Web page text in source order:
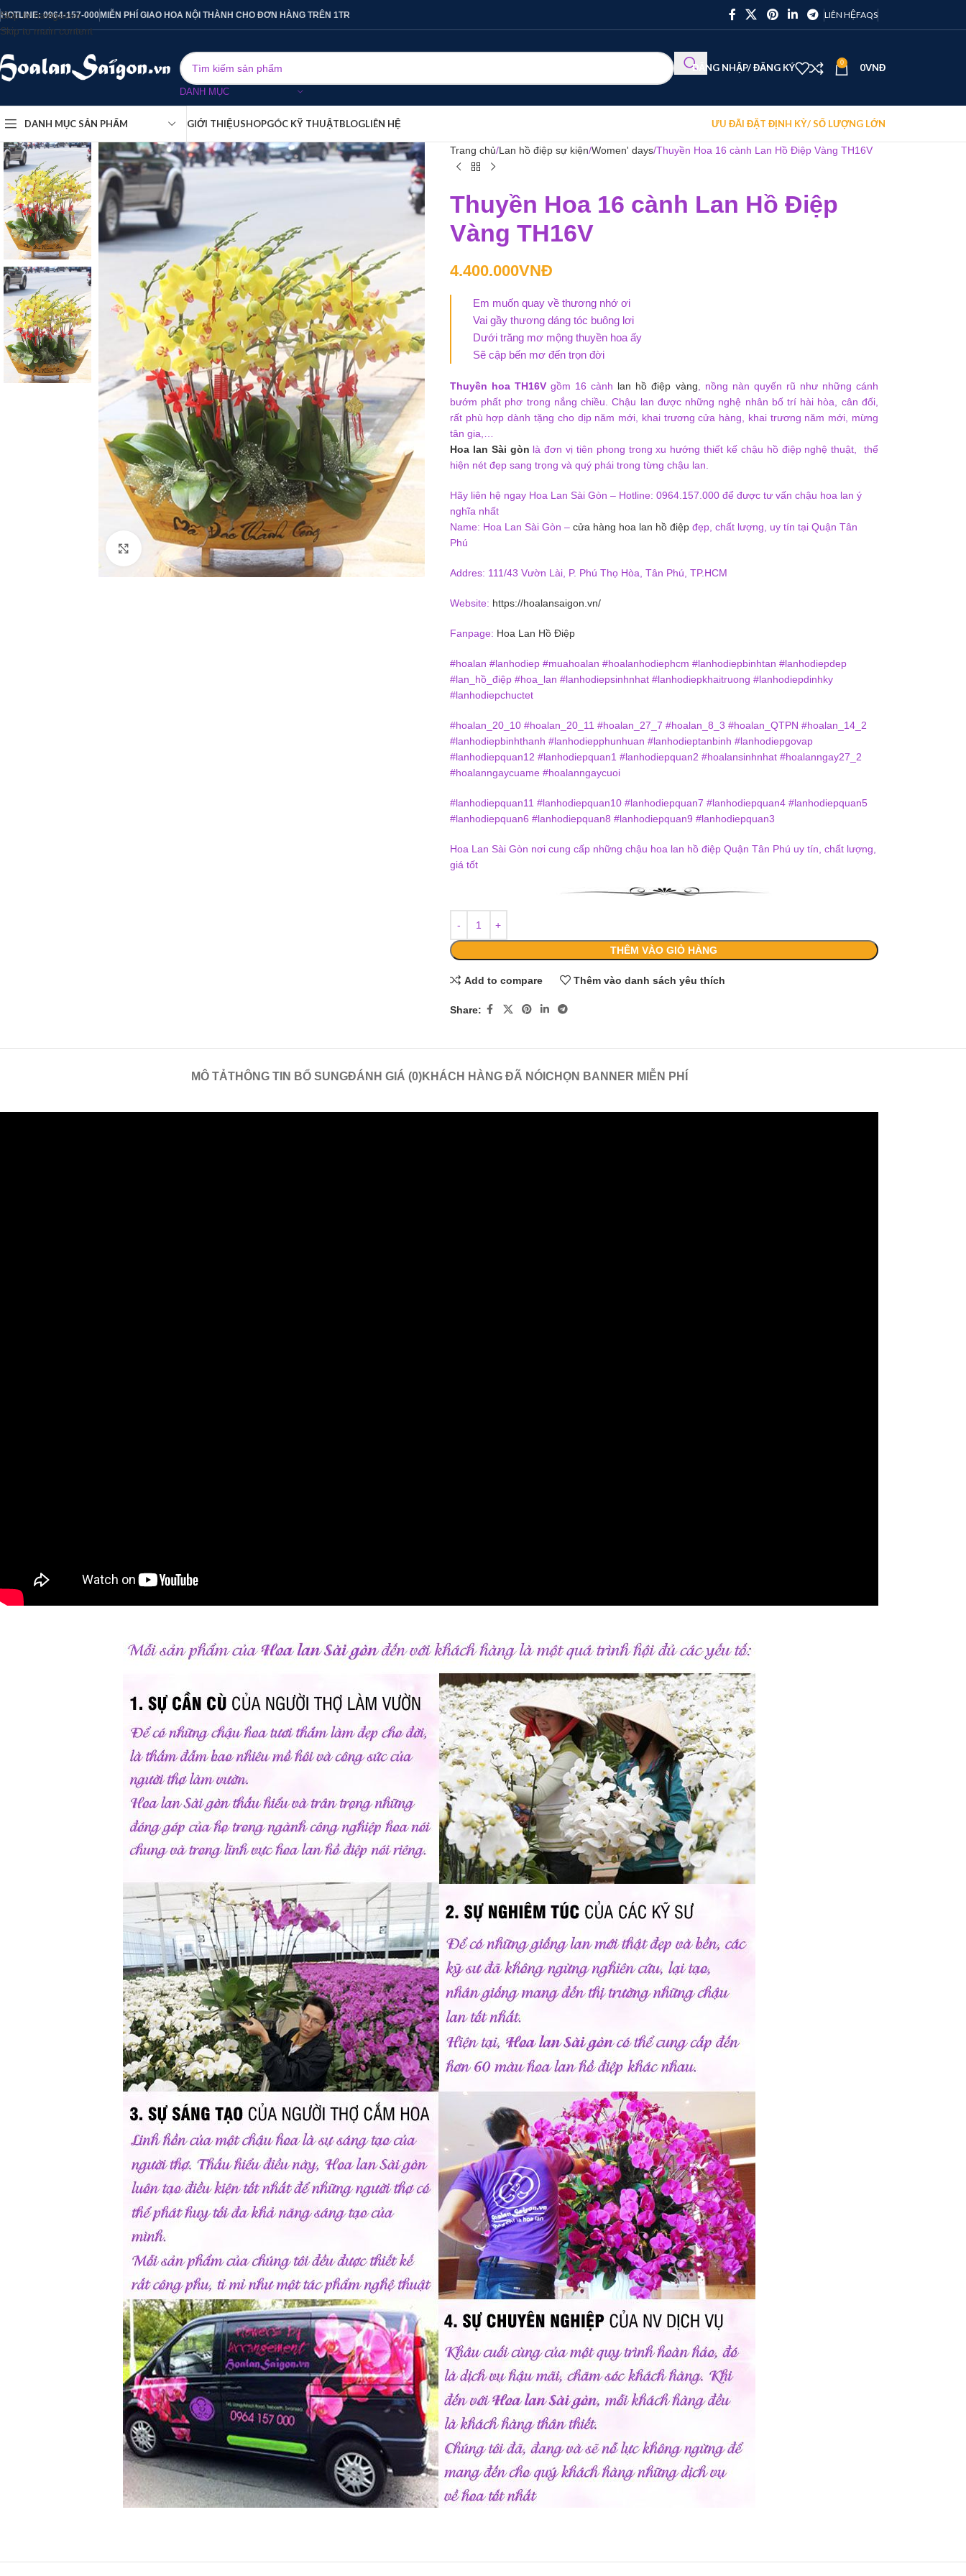
Skip to navigation
Skip to main content
HOTLINE: 0964-157-000MIỄN PHÍ GIAO HOA NỘI THÀNH CHO ĐƠN HÀNG TRÊN 1TR LIÊN HỆFAQS
DANH MỤC
ĐĂNG NHẬP/ ĐĂNG KÝ 0 0VNĐ
DANH MỤC SẢN PHẨM GIỚI THIỆUSHOPGÓC KỸ THUẬTBLOGLIÊN HỆ ƯU ĐÃI ĐẶT ĐỊNH KỲ/ SỐ LƯỢNG LỚN
Click to enlarge
Trang chủ Lan hồ điệp sự kiện Women' days Thuyền Hoa 16 cành Lan Hồ Điệp Vàng TH16V
Thuyền Hoa 16 cành Lan Hồ Điệp
Vàng TH16V
4.400.000VNĐ
Em muốn quay về thương nhớ ơi
Vai gầy thương dáng tóc buông lơi
Dưới trăng mơ mộng thuyền hoa ấy
Sẽ cập bến mơ đến trọn đời
Thuyền hoa TH16Vgồm 16 cành lan hồ điệp vàng , nồng nàn quyến rũ như những cánh
bướm phất phơ trong nắng chiều. Chậu lan được những nghệ nhân bố trí hài hòa, cân đối,
rất phù hợp dành tặng cho dịp năm mới, khai trương cửa hàng, khai trương năm mới, mừng
tân gia,…
Hoa lan Sài gòn là đơn vị tiên phong trong xu hướng thiết kế chậu hồ điệp nghệ thuật, thể
hiện nét đẹp sang trọng và quý phái trong từng chậu lan.
Hãy liên hệ ngay Hoa Lan Sài Gòn – Hotline: 0964.157.000 để được tư vấn chậu hoa lan ý
nghĩa nhất
Name: Hoa Lan Sài Gòn – cửa hàng hoa lan hồ điệpđẹp, chất lượng, uy tín tại Quận Tân
Phú
Addres: 111/43 Vườn Lài, P. Phú Thọ Hòa, Tân Phú, TP.HCM
Website: https://hoalansaigon.vn/
Fanpage: Hoa Lan Hồ Điệp
#hoalan #lanhodiep #muahoalan #hoalanhodiephcm #lanhodiepbinhtan #lanhodiepdep
#lan_hồ_điệp #hoa_lan #lanhodiepsinhnhat #lanhodiepkhaitruong #lanhodiepdinhky
#lanhodiepchuctet
#hoalan_20_10 #hoalan_20_11 #hoalan_27_7 #hoalan_8_3 #hoalan_QTPN #hoalan_14_2
#lanhodiepbinhthanh #lanhodiepphunhuan #lanhodieptanbinh #lanhodiepgovap
#lanhodiepquan12 #lanhodiepquan1 #lanhodiepquan2 #hoalansinhnhat #hoalanngay27_2
#hoalanngaycuame #hoalanngaycuoi
#lanhodiepquan11 #lanhodiepquan10 #lanhodiepquan7 #lanhodiepquan4 #lanhodiepquan5
#lanhodiepquan6 #lanhodiepquan8 #lanhodiepquan9 #lanhodiepquan3
Hoa Lan Sài Gòn nơi cung cấp những chậu hoa lan hồ điệp Quận Tân Phú uy tín, chất lượng,
giá tốt
THÊM VÀO GIỎ HÀNG
Add to compare Thêm vào danh sách yêu thích
Share:
MÔ TẢTHÔNG TIN BỔ SUNGĐÁNH GIÁ (0)KHÁCH HÀNG ĐÃ NÓI CHỌN BANNER MIỄN PHÍ